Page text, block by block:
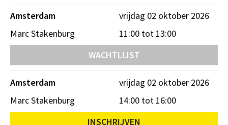
Amsterdam
vrijdag 02 oktober 2026
11:00 tot 13:00
Marc Stakenburg
WACHTLIJST
Amsterdam
vrijdag 02 oktober 2026
14:00 tot 16:00
Marc Stakenburg
INSCHRIJVEN